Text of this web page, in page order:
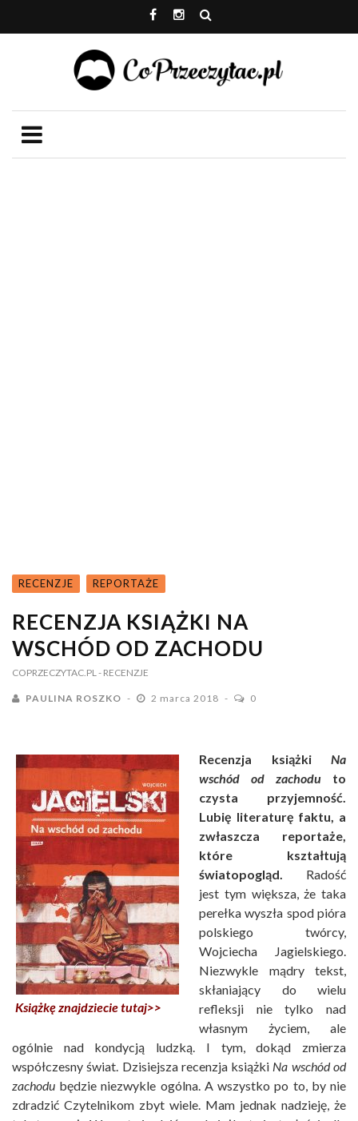
RECENZJE REPORTAŻE
RECENZJA KSIĄŻKI NA
WSCHÓD OD ZACHODU
COPRZECZYTAC.PL - RECENZJE
PAULINA ROSZKO 2 marca 2018 0
Książkę znajdziecie tutaj>>
Recenzja książki Na
wschód od zachodu to
czysta przyjemność.
Lubię literaturę faktu, a
zwłaszcza reportaże,
które kształtują
światopogląd. Radość
jest tym większa, że taka
perełka wyszła spod pióra
polskiego twórcy,
Wojciecha Jagielskiego.
Niezwykle mądry tekst,
skłaniający do wielu
refleksji nie tylko nad
własnym życiem, ale
ogólnie nad kondycją ludzką. I tym, dokąd zmierza
współczesny świat. Dzisiejsza recenzja książki Na wschód od
zachodu będzie niezwykle ogólna. A wszystko po to, by nie
zdradzić Czytelnikom zbyt wiele. Mam jednak nadzieję, że